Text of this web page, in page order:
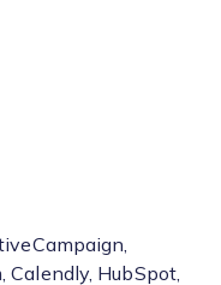
Calendly, HubSpot,